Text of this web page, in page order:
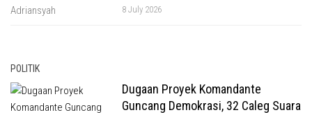
8 July 2026
POLITIK
Dugaan Proyek Komandante
Guncang Demokrasi, 32 Caleg Suara